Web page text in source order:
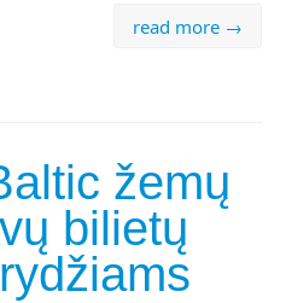
read more →
žemų
bilietų